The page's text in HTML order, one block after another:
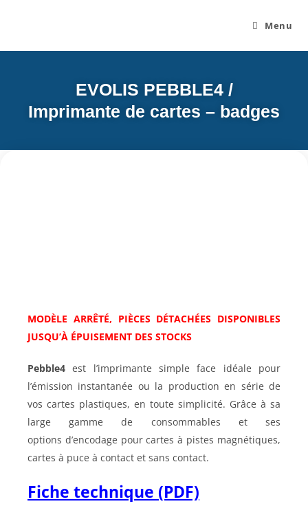
Menu
EVOLIS PEBBLE4 /
Imprimante de cartes – badges
MODÈLE ARRÊTÉ, PIÈCES DÉTACHÉES DISPONIBLES
JUSQU’À ÉPUISEMENT DES STOCKS
Pebble4 est l’imprimante simple face idéale pour
l’émission instantanée ou la production en série de
vos cartes plastiques, en toute simplicité. Grâce à sa
large gamme de consommables et ses
options d’encodage pour cartes à pistes magnétiques,
cartes à puce à contact et sans contact.
Fiche technique (PDF)